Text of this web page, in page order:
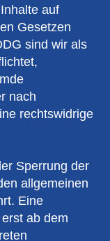
auf
Gesetzen
sind wir als
nach
rechtswidrige
Sperrung der
allgemeinen
Eine
ab dem